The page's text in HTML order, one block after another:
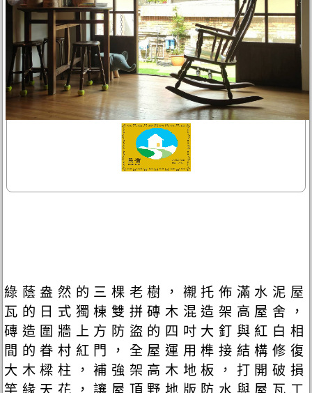
綠蔭盎然的三棵老樹，襯托佈滿水泥屋
瓦的日式獨棟雙拼磚木混造架高屋舍，
磚造圍牆上方防盜的四吋大釘與紅白相
間的眷村紅門，全屋運用榫接結構修復
大木樑柱，補強架高木地板，打開破損
竿緣天花，讓屋頂野地版防水與屋瓦工